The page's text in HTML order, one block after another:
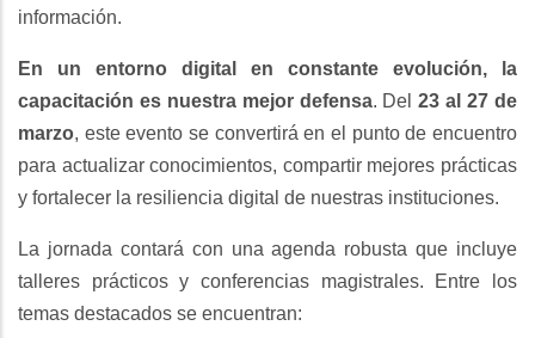
información.
En un entorno digital en constante evolución, la
capacitación es nuestra mejor defensa. Del23 al 27 de
marzo, este evento se convertirá en el punto de encuentro
para actualizar conocimientos, compartir mejores prácticas
y fortalecer la resiliencia digital de nuestras instituciones.
La jornada contará con una agenda robusta que incluye
talleres prácticos y conferencias magistrales. Entre los
temas destacados se encuentran: